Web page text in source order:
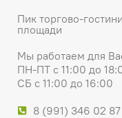
Пик торгово-
площади
Мы работаем для
ПН-ПТ с 11:00 до
СБ с 11:00 до 16:00
8 (991) 346 02 87